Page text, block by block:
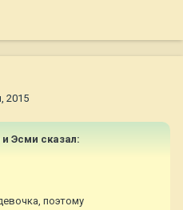
2015
и Эсми сказал:
поэтому